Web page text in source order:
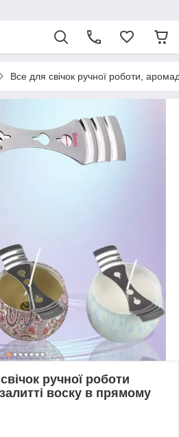
Все для свічок ручної роботи,
ручної роботи
воску в прямому